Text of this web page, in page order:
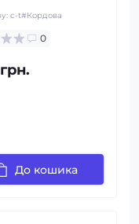
c-t#Кордова
0
До кошика